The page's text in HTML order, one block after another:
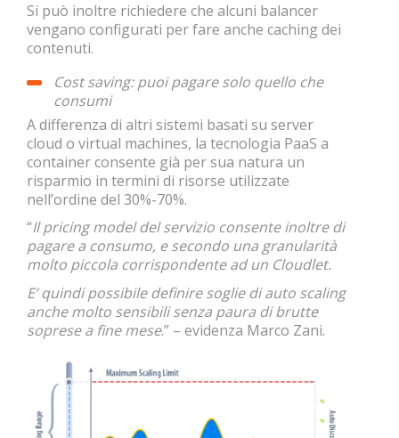
Si può inoltre richiedere che alcuni balancer
vengano configurati per fare anche caching dei
contenuti.
Cost saving: puoi pagare solo quello che
consumi
A differenza di altri sistemi basati su server
cloud o virtual machines, la tecnologia PaaS a
container consente già per sua natura un
risparmio in termini di risorse utilizzate
nell’ordine del 30%-70%.
“Il pricing model del servizio consente inoltre di
pagare a consumo, e secondo una granularità
molto piccola corrispondente ad un Cloudlet.
E’ quindi possibile definire soglie di auto scaling
anche molto sensibili senza paura di brutte
soprese a fine mese.” – evidenza Marco Zani.